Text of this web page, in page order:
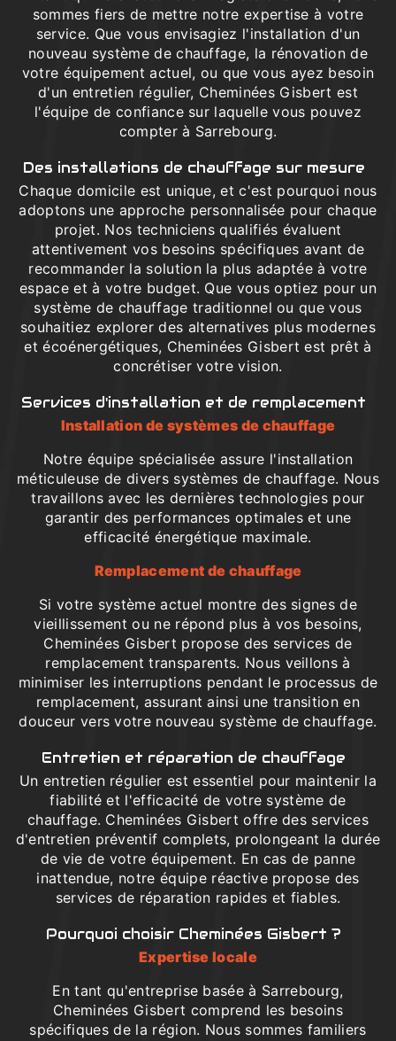
sommes fiers de mettre notre expertise à votre
service. Que vous envisagiez l'installation d'un
nouveau système de chauffage, la rénovation de
votre équipement actuel, ou que vous ayez besoin
d'un entretien régulier, Cheminées Gisbert est
l'équipe de confiance sur laquelle vous pouvez
compter à Sarrebourg.
Des installations de chauffage sur mesure
Chaque domicile est unique, et c'est pourquoi nous
adoptons une approche personnalisée pour chaque
projet. Nos techniciens qualifiés évaluent
attentivement vos besoins spécifiques avant de
recommander la solution la plus adaptée à votre
espace et à votre budget. Que vous optiez pour un
système de chauffage traditionnel ou que vous
souhaitiez explorer des alternatives plus modernes
et écoénergétiques, Cheminées Gisbert est prêt à
concrétiser votre vision.
Services d'installation et de remplacement
Installation de systèmes de chauffage
Notre équipe spécialisée assure l'installation
méticuleuse de divers systèmes de chauffage. Nous
travaillons avec les dernières technologies pour
garantir des performances optimales et une
efficacité énergétique maximale.
Remplacement de chauffage
Si votre système actuel montre des signes de
vieillissement ou ne répond plus à vos besoins,
Cheminées Gisbert propose des services de
remplacement transparents. Nous veillons à
minimiser les interruptions pendant le processus de
remplacement, assurant ainsi une transition en
douceur vers votre nouveau système de chauffage.
Entretien et réparation de chauffage
Un entretien régulier est essentiel pour maintenir la
fiabilité et l'efficacité de votre système de
chauffage. Cheminées Gisbert offre des services
d'entretien préventif complets, prolongeant la durée
de vie de votre équipement. En cas de panne
inattendue, notre équipe réactive propose des
services de réparation rapides et fiables.
Pourquoi choisir Cheminées Gisbert ?
Expertise locale
En tant qu'entreprise basée à Sarrebourg,
Cheminées Gisbert comprend les besoins
spécifiques de la région. Nous sommes familiers